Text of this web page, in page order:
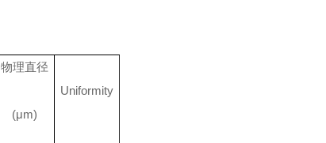
物理直径
(μm)
Uniformity